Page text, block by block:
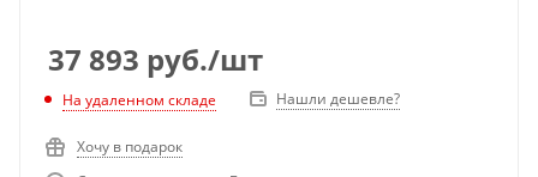
37 893 руб./шт
На удаленном складе Нашли дешевле?
Хочу в подарок